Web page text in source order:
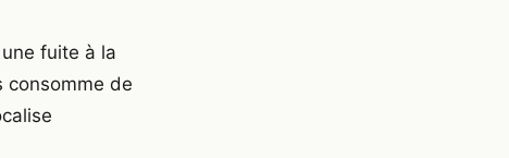
fuite à la
consomme de